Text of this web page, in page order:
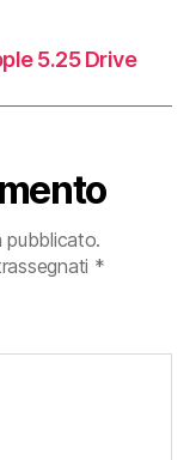
5.25 Drive
pubblicato.
*